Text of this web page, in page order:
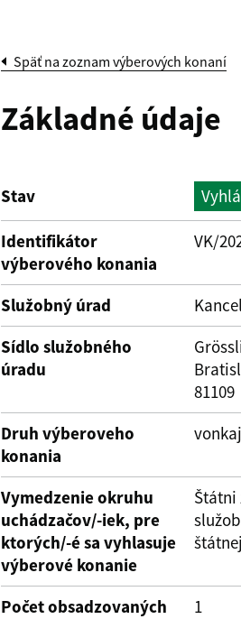
Späť na zoznam výberových konaní
Základné údaje
Stav
Identifikátor
výberového konania
VK/
Služobný úrad
Sídlo služobného
úradu
81109
Druh výberoveho
konania
Vymedzenie okruhu
uchádzačov/-iek, pre
ktorých/-é sa vyhlasuje
výberové konanie
Štátni
Počet obsadzovaných
1